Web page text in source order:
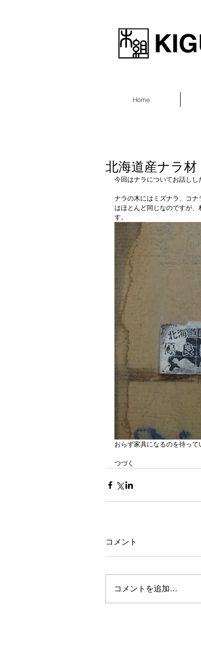
Home
北海道産ナラ材
今回はナラについてお話しし
ナラの木にはミズナラ、コ
はほとんど同じなのですが
す。
おらず家具になるのを待っ
つづく
コメント
コメントを追加…